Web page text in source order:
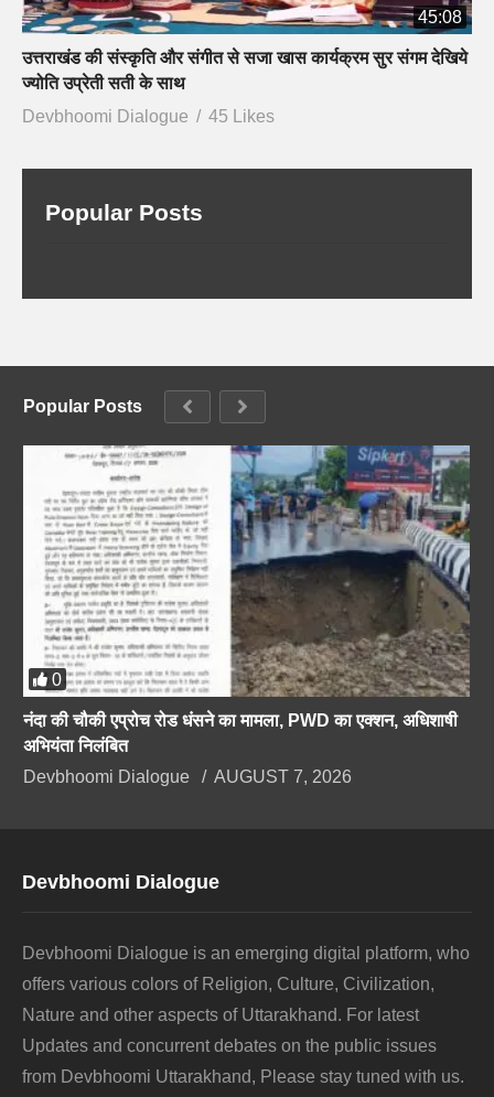
45:08
उत्तराखंड की संस्कृति और संगीत से सजा खास कार्यक्रम सुर संगम देखिये
ज्योति उप्रेती सती के साथ
Devbhoomi Dialogue
45 Likes
Popular Posts
Popular Posts
0
नंदा की चौकी एप्रोच रोड धंसने का मामला, PWD का एक्शन, अधिशाषी
अभियंता निलंबित
Devbhoomi Dialogue
AUGUST 7, 2026
Devbhoomi Dialogue
Devbhoomi Dialogue is an emerging digital platform, who
offers various colors of Religion, Culture, Civilization,
Nature and other aspects of Uttarakhand. For latest
Updates and concurrent debates on the public issues
from Devbhoomi Uttarakhand, Please stay tuned with us.